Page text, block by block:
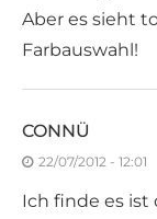
Aber es sieht
Farbauswahl!
CONNÜ
22/07/2012 - 12:01
Ich finde es